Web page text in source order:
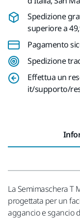
Spedizione
superiore a
Pagamento
Spedizione
Effettua un
it/supporto/
La Semimaschera T
progettata per un
aggancio e sgancio